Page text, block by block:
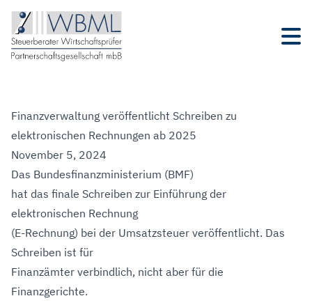
Finanzverwaltung veröffentlicht Schreiben zu
elektronischen Rechnungen ab 2025
November 5, 2024
Das Bundesfinanzministerium (BMF)
hat das finale Schreiben zur Einführung der
elektronischen Rechnung
(E-Rechnung) bei der Umsatzsteuer veröffentlicht. Das
Schreiben ist für
Finanzämter verbindlich, nicht aber für die
Finanzgerichte.